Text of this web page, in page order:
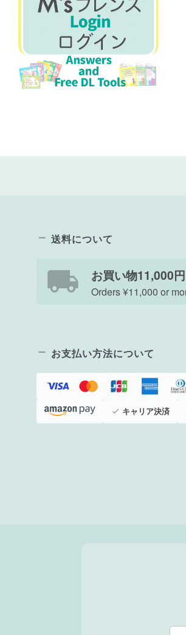
送料について
お買い物11,000
Orders ¥11,000 or
お支払い方法について
キャリア決済